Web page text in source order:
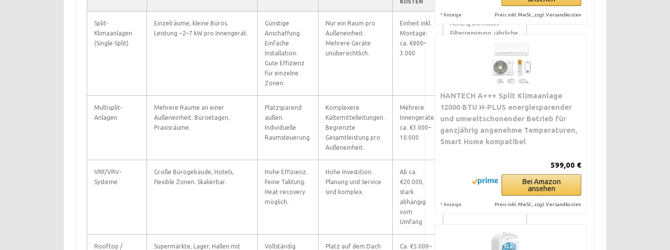
KOSTEN
Split-
Klimaanlagen
(Single-Split)
Einzelräume, kleine Büros.
Leistung ~2–7 kW pro Innengerät.
Günstige
Anschaffung.
Einfache
Installation.
Gute Effizienz
für einzelne
Zonen.
Nur ein Raum pro
Außeneinheit.
Mehrere Geräte
unübersichtlich.
Einheit inkl.
Montage:
ca. €800–
3.000
Niedrig bis mittel.
Filterreinigung, jährliche
Multisplit-
Anlagen
Mehrere Räume an einer
Außeneinheit. Büroetagen,
Praxisräume.
Platzsparend
außen.
Individuelle
Raumsteuerung.
Komplexere
Kältemittelleitungen.
Begrenzte
Gesamtleistung pro
Außeneinheit.
Mehrere
Innengeräte:
ca. €3.000–
10.000
Mittel. Reinigung der
Innengeräte,
Systemcheck.
VRF/VRV-
Systeme
Große Bürogebäude, Hotels,
flexible Zonen. Skalierbar.
Hohe Effizienz.
Feine Taktung.
Heat-recovery
möglich.
Hohe Investition.
Planung und Service
sind komplex.
Ab ca.
€20.000,
stark
abhängig
vom
Umfang
Fachpersonal
Rooftop /
Supermärkte, Lager, Hallen mit
Vollständig
Platz auf dem Dach
Ca. €5.000–
Mittel. Regelmäßige
* Anzeige Preis inkl. MwSt., zzgl. Versandkosten
HANTECH A+++ Split Klimaanlage
12000 BTU H-PLUS energiesparender
und umweltschonender Betrieb für
ganzjährig angenehme Temperaturen,
Smart Home kompatibel
599,00 €
Bei Amazon
ansehen
* Anzeige Preis inkl. MwSt., zzgl. Versandkosten